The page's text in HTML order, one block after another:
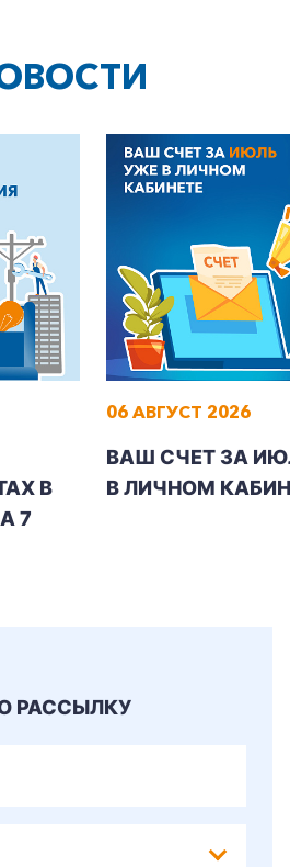
В
7
06 АВГУСТ 2026
ВАШ СЧЕТ ЗА
В ЛИЧНОМ
РАССЫЛКУ